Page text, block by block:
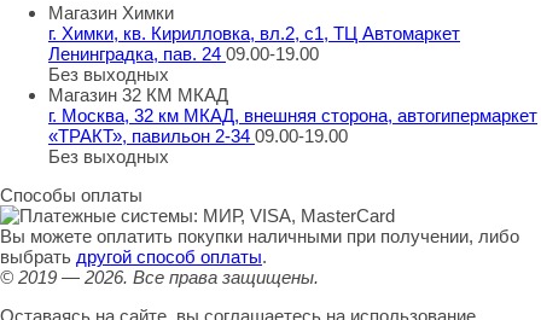
Магазин Химки
г. Химки, кв. Кирилловка, вл.2, с1, ТЦ Автомаркет
Ленинградка, пав. 24 09.00-19.00
Без выходных
Магазин 32 КМ МКАД
г. Москва, 32 км МКАД, внешняя сторона, автогипермаркет
«ТРАКТ», павильон 2-34 09.00-19.00
Без выходных
Способы оплаты
Вы можете оплатить покупки наличными при получении, либо
выбрать другой способ оплаты.
© 2019 — 2026. Все права защищены.
Оставаясь на сайте, вы соглашаетесь на использование